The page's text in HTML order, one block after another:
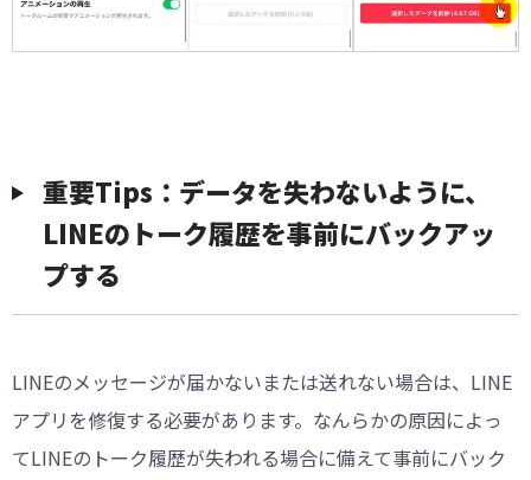
重要Tips：データを失わないように、
LINEのトーク履歴を事前にバックアッ
プする
LINEのメッセージが届かないまたは送れない場合は、LINE
アプリを修復する必要があります。なんらかの原因によっ
てLINEのトーク履歴が失われる場合に備えて事前にバック